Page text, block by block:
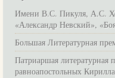
Имени В.С. Пикуля, А.С.
«Александр Невский»,
Большая Литературная
Патриаршая литературная
равноапостольных